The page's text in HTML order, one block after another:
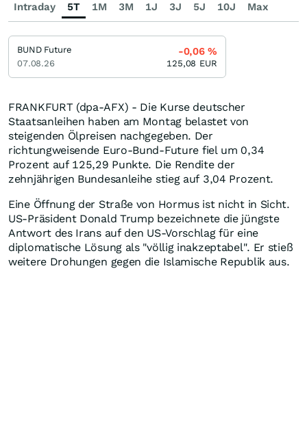
FRANKFURT (dpa-AFX) - Die Kurse deutscher
Staatsanleihen haben am Montag belastet von
steigenden Ölpreisen nachgegeben. Der
richtungweisende Euro-Bund-Future fiel um 0,34
Prozent auf 125,29 Punkte. Die Rendite der
zehnjährigen Bundesanleihe stieg auf 3,04 Prozent.
Eine Öffnung der Straße von Hormus ist nicht in Sicht.
US-Präsident Donald Trump bezeichnete die jüngste
Antwort des Irans auf den US-Vorschlag für eine
diplomatische Lösung als "völlig inakzeptabel". Er stieß
weitere Drohungen gegen die Islamische Republik aus.
Intraday 5T 1M 3M 1J 3J 5J 10J Max
BUND Future
07.08.26
-0,06%
125,08 EUR